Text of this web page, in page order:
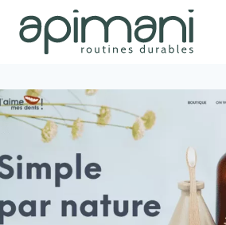
contenu